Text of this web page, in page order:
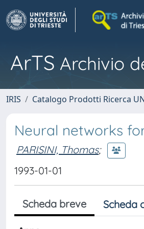
ArTS Archivio
IRIS Catalogo Prodotti Ricerca
Neural networks
PARISINI, Thomas;
1993-01-01
Scheda breve Scheda